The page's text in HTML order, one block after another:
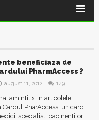
beneficiaza de
PharmAccess ?
august 11, 2012 149
amintit si in articolele
Cardul PharAccess, un card
specialisti pacinentilor.